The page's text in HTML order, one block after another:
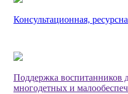
Консультационная,
Поддержка воспитанников
многодетных и